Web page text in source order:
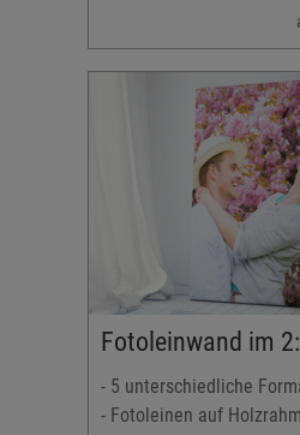
Fotoleinwand im
- 5 unterschiedliche
- Fotoleinen auf